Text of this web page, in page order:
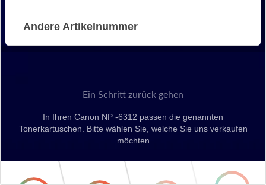
Andere Artikelnummer
Ein Schritt zurück gehen
In Ihren Canon NP -6312 passen die genannten
Tonerkartuschen. Bitte wählen Sie, welche Sie uns verkaufen
möchten